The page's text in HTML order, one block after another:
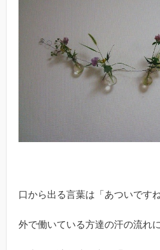
口から出る言葉は「あついですね
外で働いている方達の汗の流れ